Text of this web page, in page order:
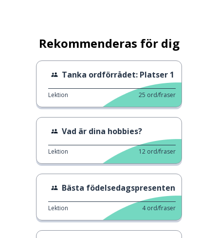
Rekommenderas för dig
Tanka ordförrådet: Platser 1
Lektion 25 ord/fraser
Vad är dina hobbies?
Lektion 12 ord/fraser
Bästa födelsedagspresenten
Lektion 4 ord/fraser